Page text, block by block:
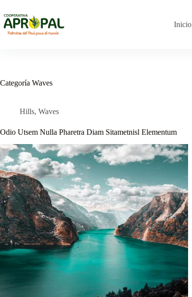
al
contenido
Inicio
Categoría Waves
Hills, Waves
Odio Utsem Nulla Pharetra Diam Sitametnisl Elementum